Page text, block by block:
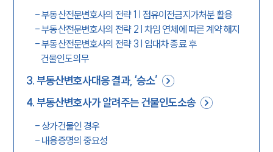
-부동산전문변호사의 전략 1 | 점유이전금지가처분 활용
-부동산전문변호사의 전략 2 | 차임 연체에 따른 계약 해지
-부동산전문변호사의 전략 3 | 임대차 종료 후
건물인도의무
3.부동산변호사대응 결과, ‘승소’
4.부동산변호사가 알려주는 건물인도소송
- 상가건물인 경우
- 내용증명의 중요성